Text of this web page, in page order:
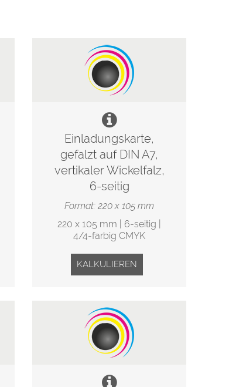
Einladungskarte,
gefalzt auf DIN A7,
vertikaler Wickelfalz,
6-seitig
Format: 220 x 105 mm
220 x 105 mm | 6-seitig |
4/4-farbig CMYK
KALKULIEREN